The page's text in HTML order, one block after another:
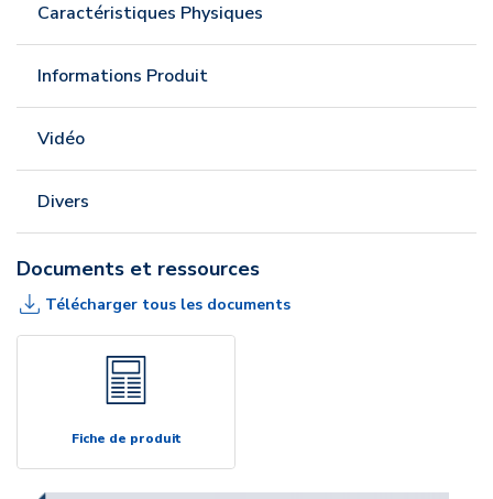
Caractéristiques Physiques
Informations Produit
Vidéo
Divers
Documents et ressources
Télécharger tous les documents
Fiche de produit